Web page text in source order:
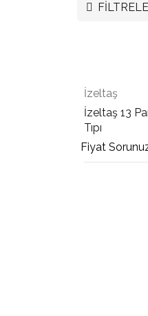
FILTRELE
İzeltaş
İzeltaş 13
Tıpı
Fiyat